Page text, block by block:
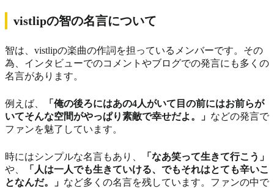
vistlipの智の名言について
智は、vistlipの楽曲の作詞を担っているメンバーです。その
為、インタビューでのコメントやブログでの発言にも多くの
名言があります。
例えば、
「俺の後ろにはあの4人がいて目の前にはお前らが
いてそんな空間がやっぱり素敵で幸せだよ。」 などの発言で
ファンを魅了しています。
時にはシンプルな名言もあり、
「なあ笑って生きて行こう」
や、
「人は一人でも生きていける、でもそれはとても辛いこ
となんだ。」 など多くの名言を残しています。ファンの中で